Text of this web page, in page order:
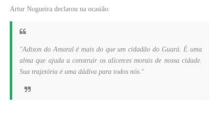
Artur Nogueira declarou na ocasião:
"Adison do Amaral é mais do que um cidadão do Guará. É uma
alma que ajuda a construir os alicerces morais de nossa cidade.
Sua trajetória é uma dádiva para todos nós."